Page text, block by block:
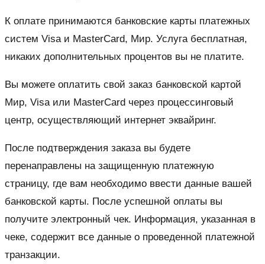
К оплате принимаются банковские карты платежных
систем Visa и MasterCard, Мир. Услуга бесплатная,
никаких дополнительных процентов вы не платите.
Вы можете оплатить свой заказ банковской картой
Мир, Visa или MasterCard через процессинговый
центр, осуществляющий интернет эквайринг.
После подтверждения заказа вы будете
перенаправлены на защищенную платежную
страницу, где вам необходимо ввести данные вашей
банковской карты. После успешной оплаты вы
получите электронный чек. Информация, указанная в
чеке, содержит все данные о проведенной платежной
транзакции.